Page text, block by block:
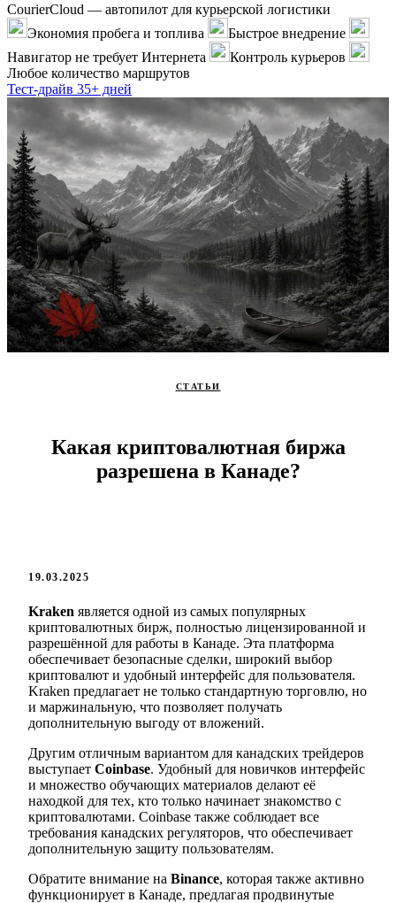
CourierCloud — автопилот для курьерской логистики
Экономия пробега и топлива
Быстрое внедрение
Навигатор не требует Интернета
Контроль курьеров
Любое количество маршрутов
Тест-драйв 35+ дней
СТАТЬИ
Какая криптовалютная биржа
разрешена в Канаде?
19.03.2025
Kraken является одной из самых популярных
криптовалютных бирж, полностью лицензированной и
разрешённой для работы в Канаде. Эта платформа
обеспечивает безопасные сделки, широкий выбор
криптовалют и удобный интерфейс для пользователя.
Kraken предлагает не только стандартную торговлю, но
и маржинальную, что позволяет получать
дополнительную выгоду от вложений.
Другим отличным вариантом для канадских трейдеров
выступает Coinbase. Удобный для новичков интерфейс
и множество обучающих материалов делают её
находкой для тех, кто только начинает знакомство с
криптовалютами. Coinbase также соблюдает все
требования канадских регуляторов, что обеспечивает
дополнительную защиту пользователям.
Обратите внимание на Binance, которая также активно
функционирует в Канаде, предлагая продвинутые